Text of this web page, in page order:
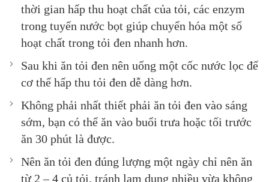
thời gian hấp thu hoạt chất của tỏi, các enzym
trong tuyến nước bọt giúp chuyển hóa một số
hoạt chất trong tỏi đen nhanh hơn.
Sau khi ăn tỏi đen nên uống một cốc nước lọc để
cơ thể hấp thu tỏi đen dễ dàng hơn.
Không phải nhất thiết phải ăn tỏi đen vào sáng
sớm, bạn có thể ăn vào buổi trưa hoặc tối trước
ăn 30 phút là được.
Nên ăn tỏi đen đúng lượng một ngày chỉ nên ăn
từ 2 – 4 củ tỏi, tránh lạm dụng nhiều vừa không